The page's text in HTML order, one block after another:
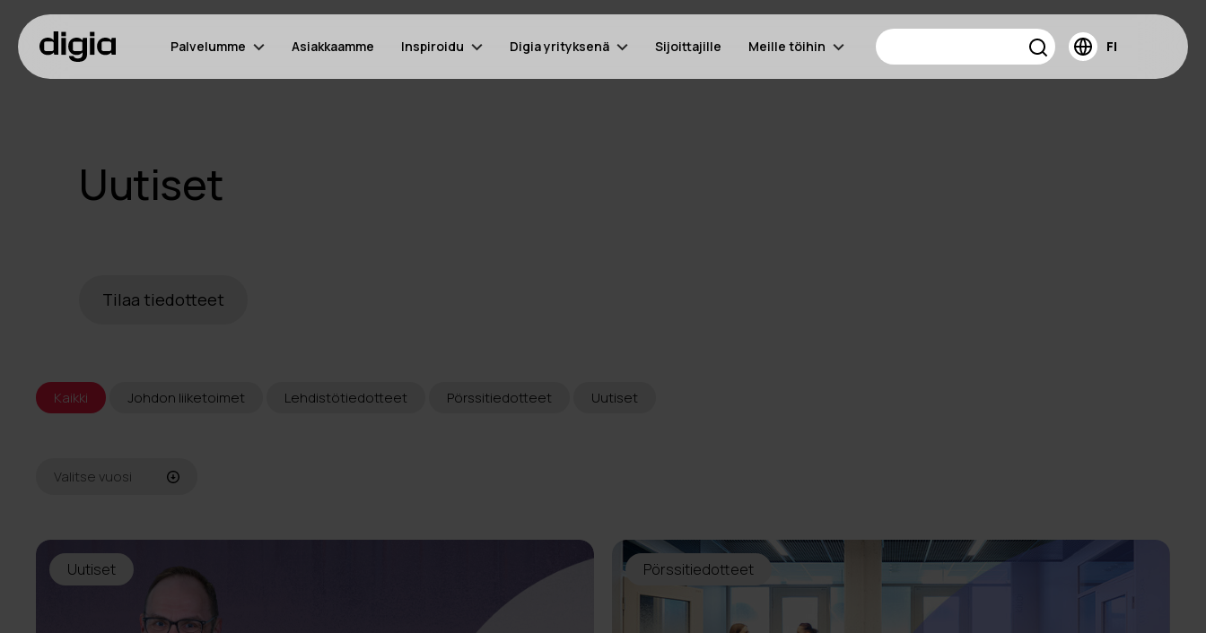
Palvelumme Asiakkaamme Inspiroidu Digia yrityksenä Sijoittajille Meille töihin FI
Uutiset
Tilaa tiedotteet
Kaikki Johdon liiketoimet Lehdistötiedotteet Pörssitiedotteet Uutiset
Valitse vuosi
2026
2025
Uutiset Pörssitiedotteet